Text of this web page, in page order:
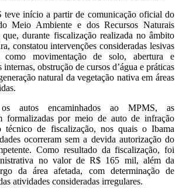
teve início a partir de comunicação oficial do
Meio Ambiente e dos Recursos Naturais
durante fiscalização realizada no âmbito
constatou intervenções consideradas lesivas
movimentação de solo, abertura e
internas, obstrução de cursos d’água e práticas
natural da vegetação nativa em áreas
autos encaminhados ao MPMS, as
formalizadas por meio de auto de infração
técnico de fiscalização, nos quais o Ibama
ocorreram sem a devida autorização do
Como resultado da fiscalização, foi
no valor de R$ 165 mil, além da
da área afetada, com determinação de
atividades consideradas irregulares.